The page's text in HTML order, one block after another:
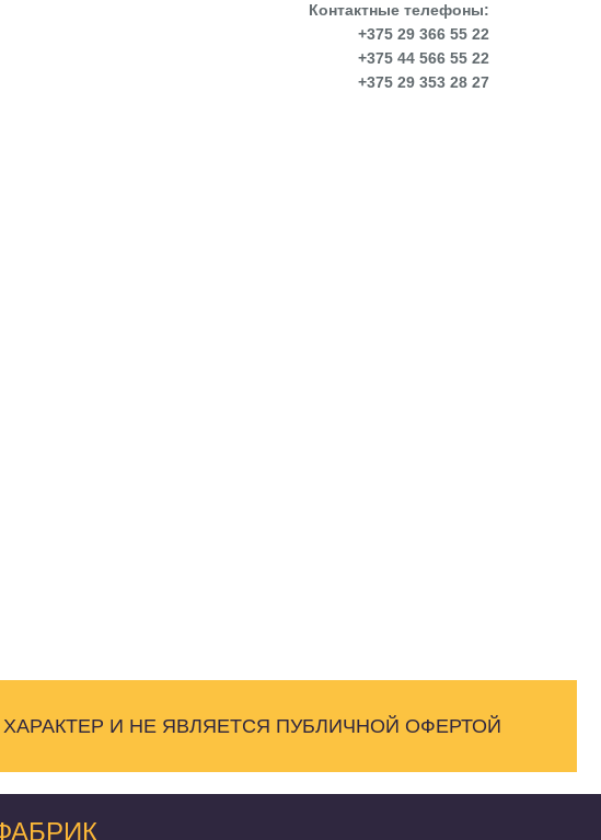
Контактные телефоны:
+375 29 366 55 22
+375 44 566 55 22
+375 29 353 28 27
И НЕ ЯВЛЯЕТСЯ ПУБЛИЧНОЙ ОФЕРТОЙ